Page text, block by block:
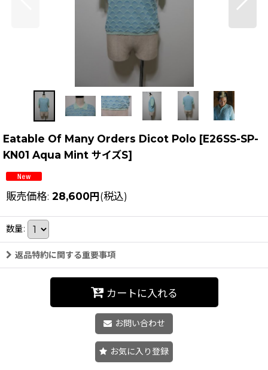
Eatable Of Many Orders Dicot Polo [E26SS-SP-
KN01 Aqua Mint サイズS]
販売価格: 28,600円(税込)
数量:
返品特約に関する重要事項
カートに入れる
お問い合わせ
お気に入り登録